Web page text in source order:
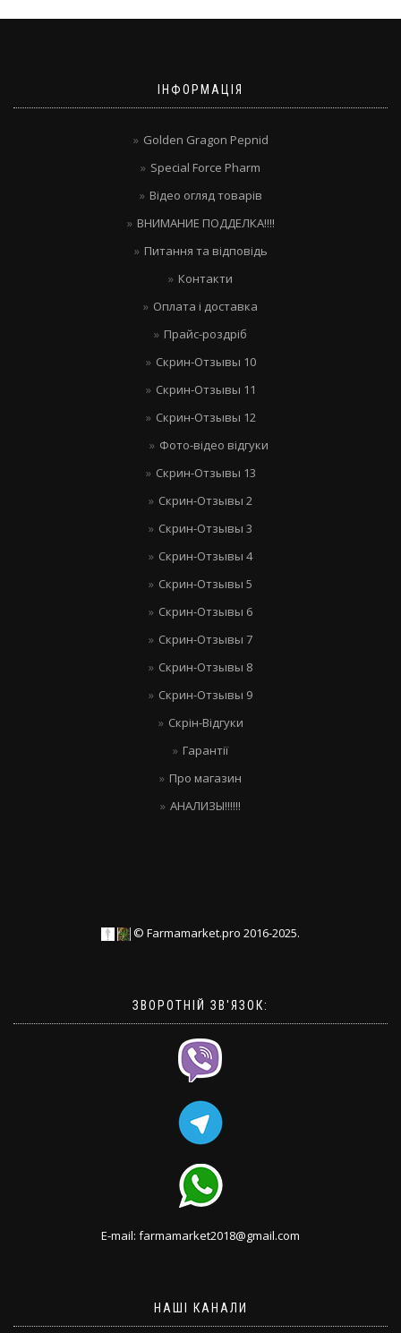
ІНФОРМАЦІЯ
Golden Gragon Pepnid
Special Force Pharm
Відео огляд товарів
ВНИМАНИЕ ПОДДЕЛКА!!!!
Питання та відповідь
Контакти
Оплата і доставка
Прайс-роздріб
Скрин-Отзывы 10
Скрин-Отзывы 11
Скрин-Отзывы 12
Фото-відео відгуки
Скрин-Отзывы 13
Скрин-Отзывы 2
Скрин-Отзывы 3
Скрин-Отзывы 4
Скрин-Отзывы 5
Скрин-Отзывы 6
Скрин-Отзывы 7
Скрин-Отзывы 8
Скрин-Отзывы 9
Скрін-Відгуки
Гарантії
Про магазин
АНАЛИЗЫ!!!!!!
© Farmamarket.pro 2016-2025.
ЗВОРОТНІЙ ЗВ'ЯЗОК:
E-mail: farmamarket2018@gmail.com
НАШІ КАНАЛИ